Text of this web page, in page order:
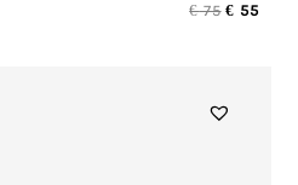
€75 € 55